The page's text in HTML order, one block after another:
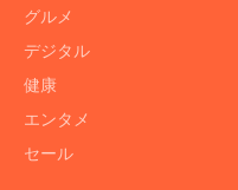
グルメ
デジタル
健康
エンタメ
セール